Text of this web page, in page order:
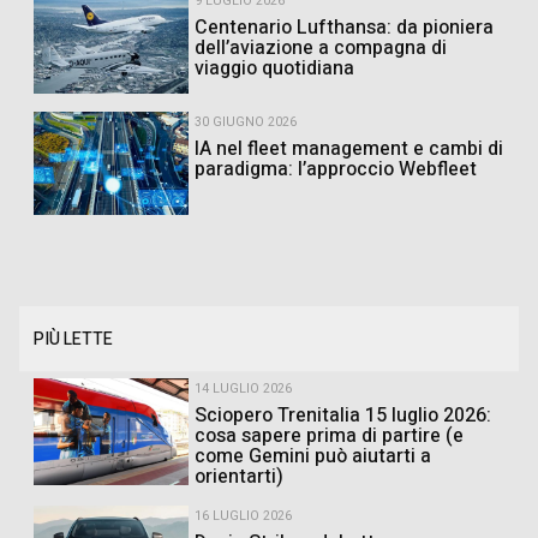
Centenario Lufthansa: da pioniera
dell’aviazione a compagna di
viaggio quotidiana
30 GIUGNO 2026
IA nel fleet management e cambi di
paradigma: l’approccio Webfleet
PIÙ LETTE
14 LUGLIO 2026
Sciopero Trenitalia 15 luglio 2026:
cosa sapere prima di partire (e
come Gemini può aiutarti a
orientarti)
16 LUGLIO 2026